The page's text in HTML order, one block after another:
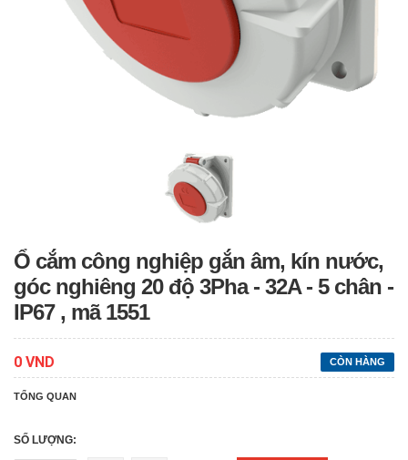
Ổ cắm công nghiệp gắn âm, kín nước,
góc nghiêng 20 độ 3Pha - 32A - 5 chân -
IP67 , mã 1551
CÒN HÀNG
0 VND
TỔNG QUAN
SỐ LƯỢNG: